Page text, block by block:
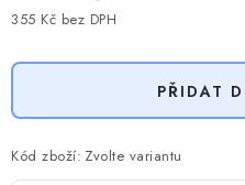
355 Kč bez DPH
PŘIDAT
Kód zboží: Zvolte variantu